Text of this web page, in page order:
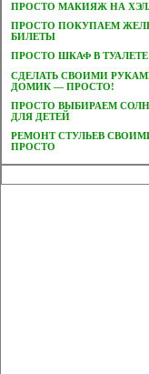
ПРОСТО МАКИЯЖ НА
ПРОСТО ПОКУПАЕМ
БИЛЕТЫ
ПРОСТО ШКАФ В ТУАЛЕТЕ
CДЕЛАТЬ СВОИМИ
ДОМИК — ПРОСТО!
ПРОСТО ВЫБИРАЕМ
ДЛЯ ДЕТЕЙ
РЕМОНТ СТУЛЬЕВ
ПРОСТО